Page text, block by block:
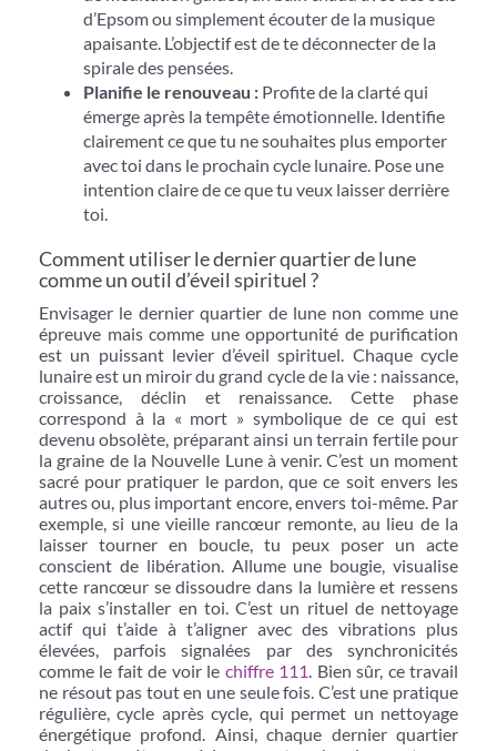
d’Epsom ou simplement écouter de la musique
apaisante. L’objectif est de te déconnecter de la
spirale des pensées.
Planifie le renouveau : Profite de la clarté qui
émerge après la tempête émotionnelle. Identifie
clairement ce que tu ne souhaites plus emporter
avec toi dans le prochain cycle lunaire. Pose une
intention claire de ce que tu veux laisser derrière
toi.
Comment utiliser le dernier quartier de lune
comme un outil d’éveil spirituel ?
Envisager le dernier quartier de lune non comme une
épreuve mais comme une opportunité de purification
est un puissant levier d’éveil spirituel. Chaque cycle
lunaire est un miroir du grand cycle de la vie : naissance,
croissance, déclin et renaissance. Cette phase
correspond à la « mort » symbolique de ce qui est
devenu obsolète, préparant ainsi un terrain fertile pour
la graine de la Nouvelle Lune à venir. C’est un moment
sacré pour pratiquer le pardon, que ce soit envers les
autres ou, plus important encore, envers toi-même. Par
exemple, si une vieille rancœur remonte, au lieu de la
laisser tourner en boucle, tu peux poser un acte
conscient de libération. Allume une bougie, visualise
cette rancœur se dissoudre dans la lumière et ressens
la paix s’installer en toi. C’est un rituel de nettoyage
actif qui t’aide à t’aligner avec des vibrations plus
élevées, parfois signalées par des synchronicités
comme le fait de voir le chiffre 111. Bien sûr, ce travail
ne résout pas tout en une seule fois. C’est une pratique
régulière, cycle après cycle, qui permet un nettoyage
énergétique profond. Ainsi, chaque dernier quartier